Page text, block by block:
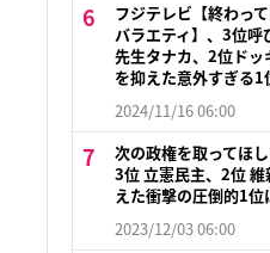
フジテレビ【終わっ
バラエティ】、3位呼
先生タナカ、2位ドッ
を抑えた意外すぎる1
2024/11/16 06:00
次の政権を取ってほ
3位 立憲民主、2位 維
えた衝撃の圧倒的1位
2023/12/03 06:00